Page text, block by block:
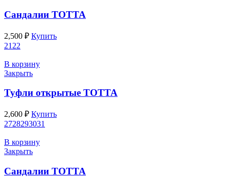
Сандалии ТОТТА
2,500 ₽ Купить
21 22
В корзину
Закрыть
Туфли открытые ТОТТА
2,600 ₽ Купить
2728293031
В корзину
Закрыть
Сандалии ТОТТА